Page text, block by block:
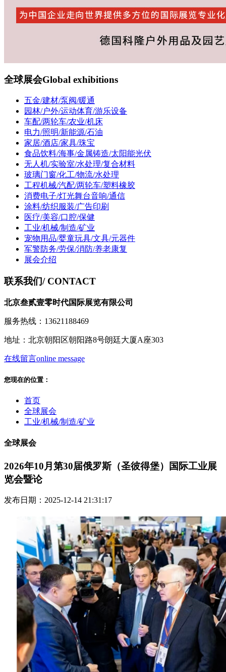
全球展会Global exhibitions
五金/建材/泵阀/暖通
园林/户外/运动体育/游乐设备
车配/两轮车/农业/机床
电力/照明/新能源/石油
家居/酒店/家具/珠宝
食品饮料/海事/金属铸造/太阳能光伏
无人机/实验室/水处理/复合材料
玻璃门窗/化工/物流/水处理
工程机械/汽配/两轮车/塑料橡胶
消费电子/灯光舞台音响/通信
涂料/纺织服装/广告印刷
医疗/美容/口腔/保健
工业/机械/制造/矿业
宠物用品/婴童玩具/文具/元器件
军警防务/劳保/消防/养老康复
展会介绍
联系我们/ CONTACT
北京叁贰壹零时代国际展览有限公司
服务热线：13621188469
地址：北京朝阳区朝阳路8号朗廷大厦A座303
在线留言online message
您现在的位置：
首页
全球展会
工业/机械/制造/矿业
全球展会
2026年10月第30届俄罗斯（圣彼得堡）国际工业展
览会暨论
发布日期：2025-12-14 21:31:17